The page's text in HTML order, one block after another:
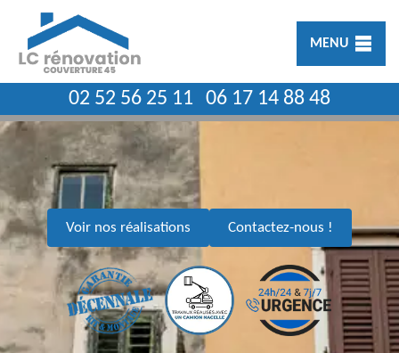
MENU
02 52 56 25 11 06 17 14 88 48
Voir nos réalisations Contactez-nous !